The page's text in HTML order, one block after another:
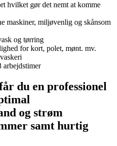
hvilket gør det nemt at komme
maskiner, miljøvenlig og skånsom
og tørring
for kort, polet, mønt. mv.
arbejdstimer
du en professionel
og strøm
samt hurtig